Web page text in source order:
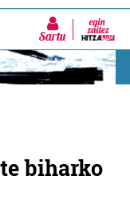
Sartu
biharko